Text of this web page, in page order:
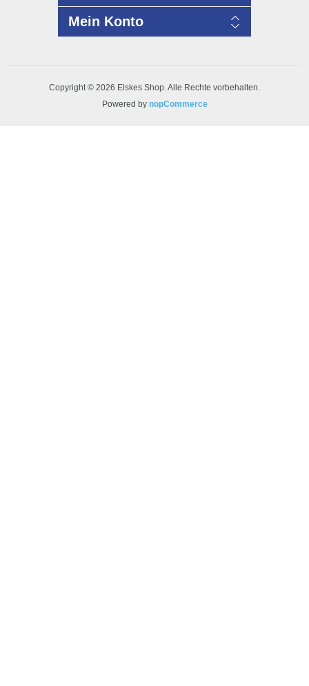
Mein Konto
Copyright © 2026 Elskes Shop. Alle Rechte vorbehalten.
Powered by nopCommerce